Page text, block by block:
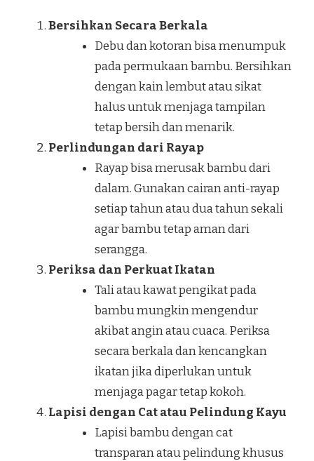
Bersihkan Secara Berkala
Debu dan kotoran bisa menumpuk
pada permukaan bambu. Bersihkan
dengan kain lembut atau sikat
halus untuk menjaga tampilan
tetap bersih dan menarik.
Perlindungan dari Rayap
Rayap bisa merusak bambu dari
dalam. Gunakan cairan anti-rayap
setiap tahun atau dua tahun sekali
agar bambu tetap aman dari
serangga.
Periksa dan Perkuat Ikatan
Tali atau kawat pengikat pada
bambu mungkin mengendur
akibat angin atau cuaca. Periksa
secara berkala dan kencangkan
ikatan jika diperlukan untuk
menjaga pagar tetap kokoh.
Lapisi dengan Cat atau Pelindung Kayu
Lapisi bambu dengan cat
transparan atau pelindung khusus